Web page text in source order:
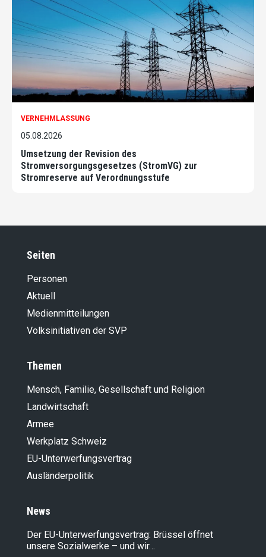
VERNEHMLASSUNG
05.08.2026
Umsetzung der Revision des
Stromversorgungsgesetzes (StromVG) zur
Stromreserve auf Verordnungsstufe
Seiten
Personen
Aktuell
Medienmitteilungen
Volksinitiativen der SVP
Themen
Mensch, Familie, Gesellschaft und Religion
Landwirt­schaft
Armee
Werkplatz Schweiz
EU-Unterwerfungsvertrag
Ausländer­politik
News
Der EU-Unterwerfungsvertrag: Brüssel öffnet
unsere Sozialwerke – und wir…